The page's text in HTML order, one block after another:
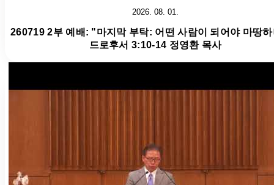
2026. 08. 01.
260719 2부 예배: "마지막 부탁: 어떤 사람이 되어야 마땅
드로후서 3:10-14 정영환 목사